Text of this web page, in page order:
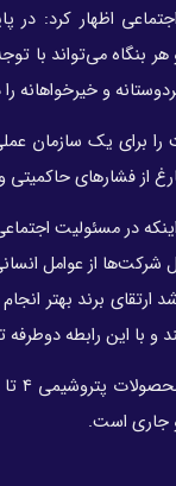
اظهار کرد:
بنگاه می‌تواند با
و خیرخواهانه
برای یک سازمان
از فشارهای حاکمیتی
اینکه در مسئولیت
شرکت‌ها از عوامل
ارتقای برند بهتر
و با این رابطه
جاری است.